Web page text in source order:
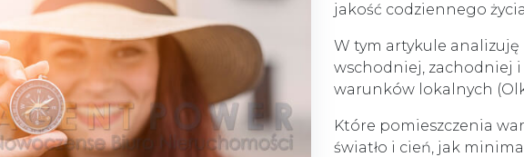
jakość codziennego
W tym artykule
wschodniej, zachodniej
warunków lokalnych
Które pomieszczenia
światło i cień, jak